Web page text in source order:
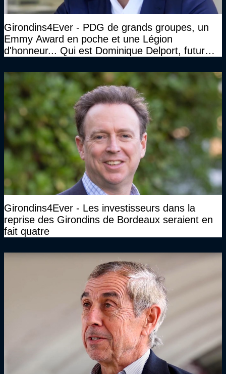
Girondins4Ever - PDG de grands groupes, un
Emmy Award en poche et une Légion
d'honneur... Qui est Dominique Delport, futur
Girondins4Ever - Les investisseurs dans la
reprise des Girondins de Bordeaux seraient en
fait quatre